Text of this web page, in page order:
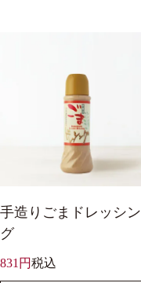
手造りごまドレッシン
グ
831 税込